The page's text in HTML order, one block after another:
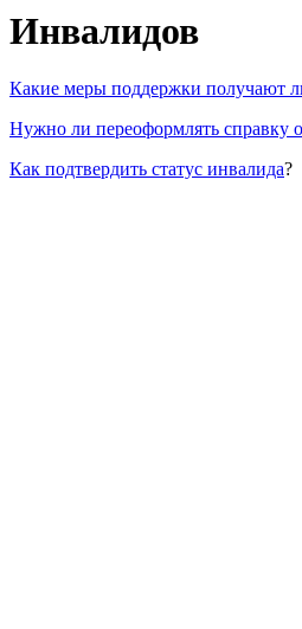
Инвалидов
Какие меры поддержки получают
Нужно ли переоформлять справку
Как подтвердить статус инвалида?